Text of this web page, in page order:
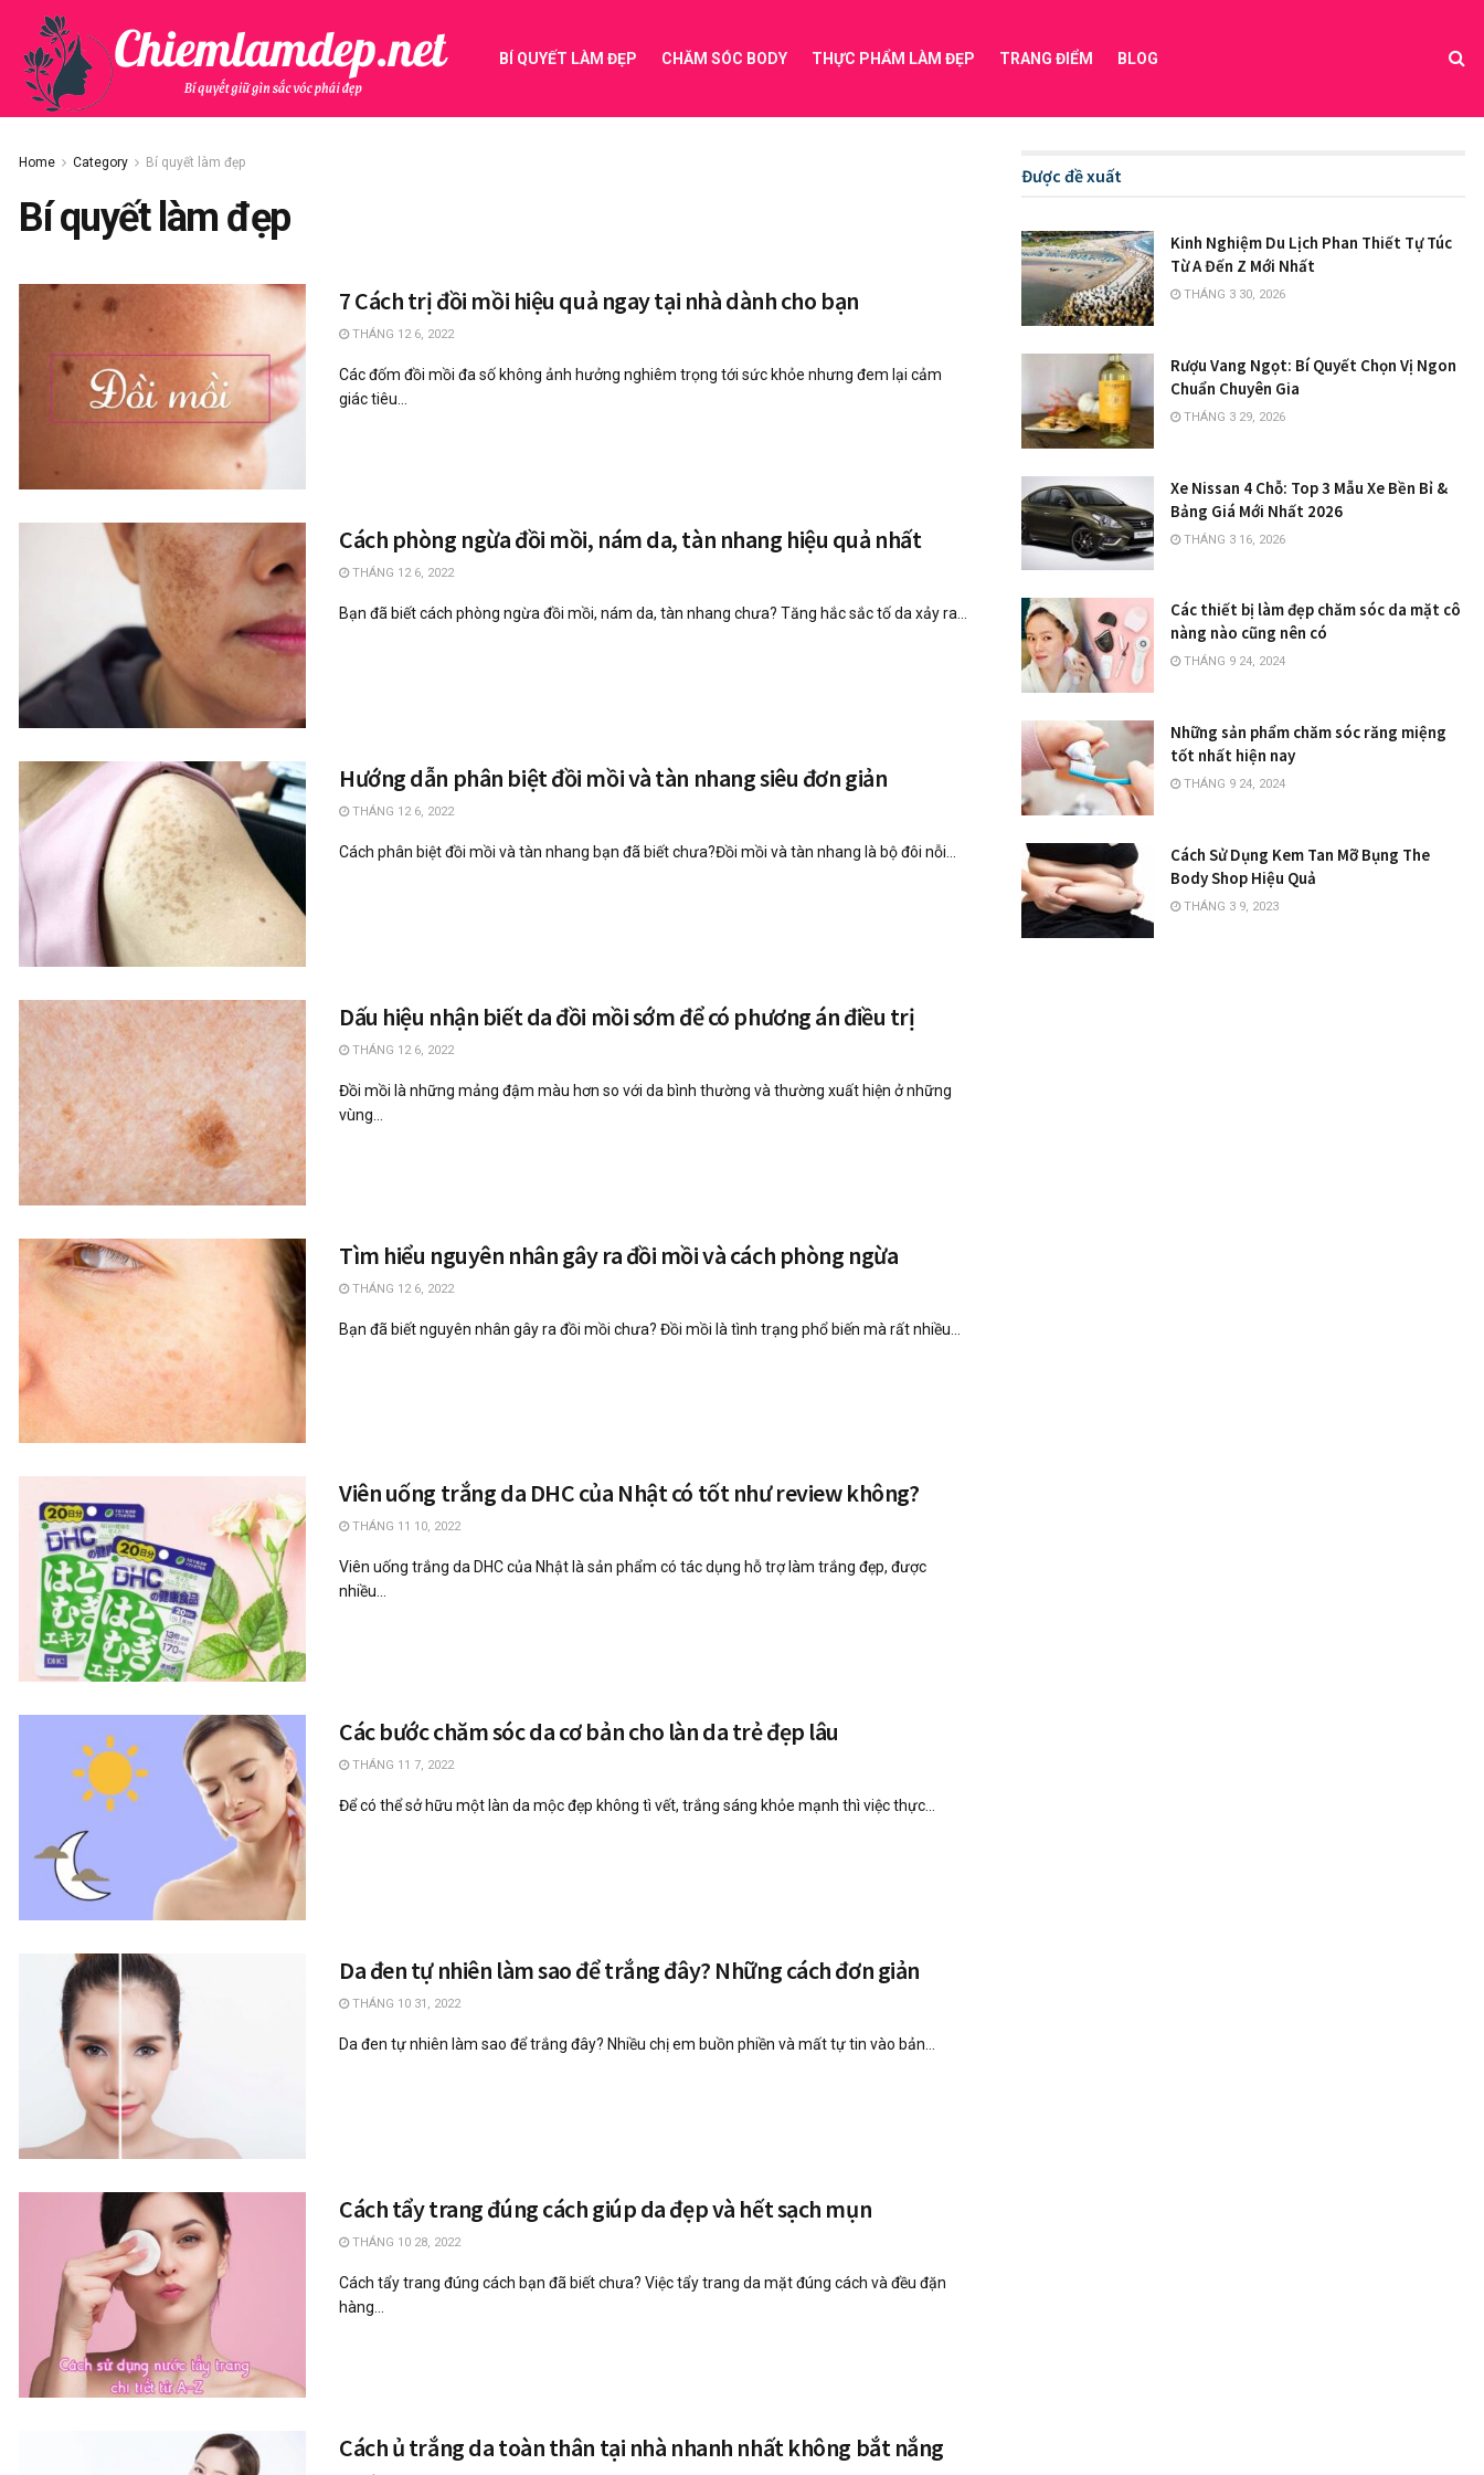
BÍ QUYẾT LÀM ĐẸP CHĂM SÓC BODY THỰC PHẨM LÀM ĐẸP TRANG ĐIỂM BLOG
Home Category Bí quyết làm đẹp
Bí quyết làm đẹp
7 Cách trị đồi mồi hiệu quả ngay tại nhà dành cho bạn
THÁNG 12 6, 2022
Các đốm đồi mồi đa số không ảnh hưởng nghiêm trọng tới sức khỏe nhưng đem lại cảm
giác tiêu...
Cách phòng ngừa đồi mồi, nám da, tàn nhang hiệu quả nhất
THÁNG 12 6, 2022
Bạn đã biết cách phòng ngừa đồi mồi, nám da, tàn nhang chưa? Tăng hắc sắc tố da xảy ra...
Hướng dẫn phân biệt đồi mồi và tàn nhang siêu đơn giản
THÁNG 12 6, 2022
Cách phân biệt đồi mồi và tàn nhang bạn đã biết chưa?Đồi mồi và tàn nhang là bộ đôi nỗi...
Dấu hiệu nhận biết da đồi mồi sớm để có phương án điều trị
THÁNG 12 6, 2022
Đồi mồi là những mảng đậm màu hơn so với da bình thường và thường xuất hiện ở những
vùng...
Tìm hiểu nguyên nhân gây ra đồi mồi và cách phòng ngừa
THÁNG 12 6, 2022
Bạn đã biết nguyên nhân gây ra đồi mồi chưa? Đồi mồi là tình trạng phổ biến mà rất nhiều...
Viên uống trắng da DHC của Nhật có tốt như review không?
THÁNG 11 10, 2022
Viên uống trắng da DHC của Nhật là sản phẩm có tác dụng hỗ trợ làm trắng đẹp, được
nhiều...
Các bước chăm sóc da cơ bản cho làn da trẻ đẹp lâu
THÁNG 11 7, 2022
Để có thể sở hữu một làn da mộc đẹp không tì vết, trắng sáng khỏe mạnh thì việc thực...
Da đen tự nhiên làm sao để trắng đây? Những cách đơn giản
THÁNG 10 31, 2022
Da đen tự nhiên làm sao để trắng đây? Nhiều chị em buồn phiền và mất tự tin vào bản...
Cách tẩy trang đúng cách giúp da đẹp và hết sạch mụn
THÁNG 10 28, 2022
Cách tẩy trang đúng cách bạn đã biết chưa? Việc tẩy trang da mặt đúng cách và đều đặn
hàng...
Cách ủ trắng da toàn thân tại nhà nhanh nhất không bắt nắng
Được đề xuất
Kinh Nghiệm Du Lịch Phan Thiết Tự Túc
Từ A Đến Z Mới Nhất
THÁNG 3 30, 2026
Rượu Vang Ngọt: Bí Quyết Chọn Vị Ngon
Chuẩn Chuyên Gia
THÁNG 3 29, 2026
Xe Nissan 4 Chỗ: Top 3 Mẫu Xe Bền Bỉ &
Bảng Giá Mới Nhất 2026
THÁNG 3 16, 2026
Các thiết bị làm đẹp chăm sóc da mặt cô
nàng nào cũng nên có
THÁNG 9 24, 2024
Những sản phẩm chăm sóc răng miệng
tốt nhất hiện nay
THÁNG 9 24, 2024
Cách Sử Dụng Kem Tan Mỡ Bụng The
Body Shop Hiệu Quả
THÁNG 3 9, 2023